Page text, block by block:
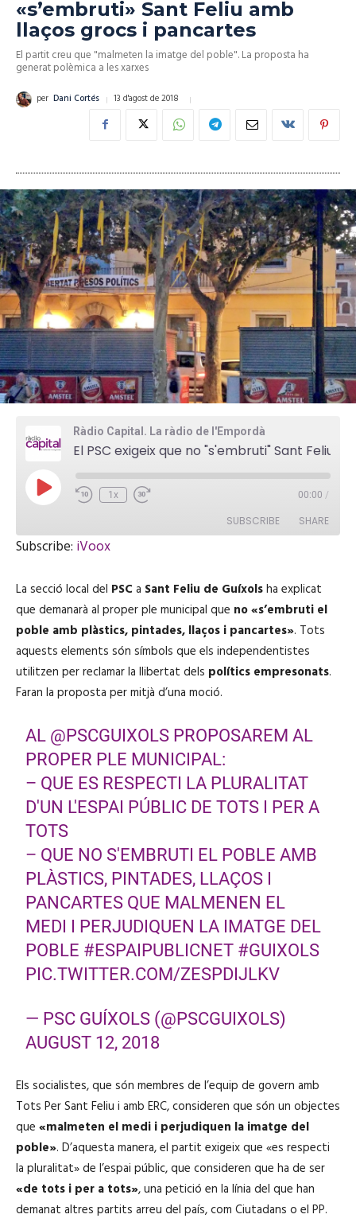
«s’embruti» Sant Feliu amb
llaços grocs i pancartes
El partit creu que "malmeten la imatge del poble". La proposta ha
generat polèmica a les xarxes
per Dani Cortés 13 d'agost de 2018
Ràdio Capital. La ràdio de l'Empordà
P
l
E
p
o
e
1x 00:00 /
SUBSCRIBE SHARE
RSS FEED
LINK
EMBED
Subscribe: iVoox
La secció local del PSC a Sant Feliu de Guíxolsha explicat
que demanarà al proper ple municipal que no «s’embruti el
poble amb plàstics, pintades, llaços i pancartes». Tots
aquests elements són símbols que els independentistes
utilitzen per reclamar la llibertat dels polítics empresonats.
Faran la proposta per mitjà d’una moció.
AL @PSCGUIXOLS PROPOSAREM AL
PROPER PLE MUNICIPAL:
– QUE ES RESPECTI LA PLURALITAT
D'UN L'ESPAI PÚBLIC DE TOTS I PER A
TOTS
– QUE NO S'EMBRUTI EL POBLE AMB
PLÀSTICS, PINTADES, LLAÇOS I
PANCARTES QUE MALMENEN EL
MEDI I PERJUDIQUEN LA IMATGE DEL
POBLE #ESPAIPUBLICNET #GUIXOLS
PIC.TWITTER.COM/ZESPDIJLKV
— PSC GUÍXOLS (@PSCGUIXOLS)
AUGUST 12, 2018
Els socialistes, que són membres de l’equip de govern amb
Tots Per Sant Feliu i amb ERC, consideren que són un objectes
que «malmeten el medi i perjudiquen la imatge del
poble». D’aquesta manera, el partit exigeix que «es respecti
la pluralitat» de l’espai públic, que consideren que ha de ser
«de tots i per a tots», una petició en la línia del que han
demanat altres partits arreu del país, com Ciutadans o el PP.